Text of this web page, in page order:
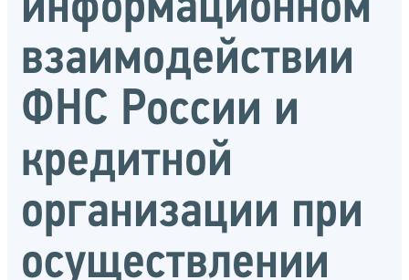
взаимодействии
ФНС России и
кредитной
организации при
осуществлении